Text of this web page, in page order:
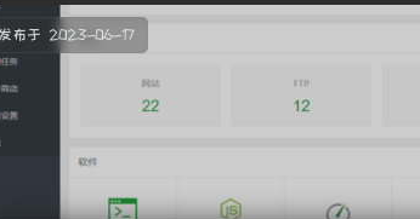
发布于 2023-06-17